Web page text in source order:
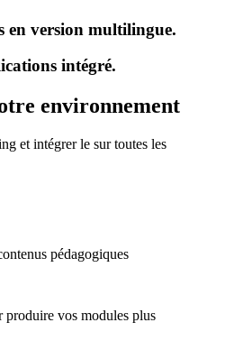
en version multilingue.
intégré.
environnement
et intégrer le sur toutes les
pédagogiques
produire vos modules plus